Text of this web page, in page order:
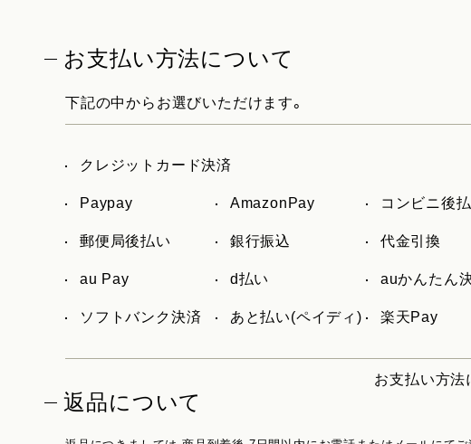
お支払い方法について
下記の中からお選びいただけます。
クレジットカード決済
Paypay AmazonPay コンビニ後
郵便局後払い 銀行振込 代金引換
au Pay d払い auかんたん
ソフトバンク決済 あと払い(ペイディ) 楽天Pay
お支払い方法
返品について